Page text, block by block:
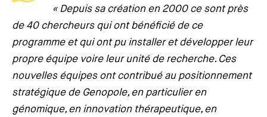
« Depuis sa création en 2000 ce sont près
de 40 chercheurs qui ont bénéficié de ce
programme et qui ont pu installer et développer leur
propre équipe voire leur unité de recherche. Ces
nouvelles équipes ont contribué au positionnement
stratégique de Genopole, en particulier en
génomique, en innovation thérapeutique, en